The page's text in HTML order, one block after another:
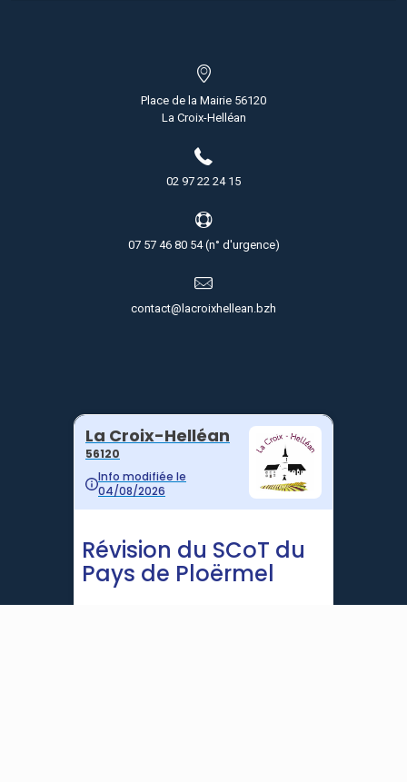
Place de la Mairie 56120
La Croix-Helléan
02 97 22 24 15
07 57 46 80 54 (n° d'urgence)
contact@lacroixhellean.bzh